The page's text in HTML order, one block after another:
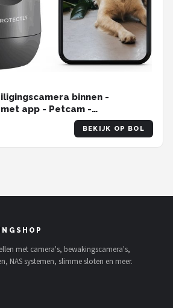
binnen -
app - Petcam -
Met WiFi APP - 2K 3MP Ultra HD
en geluidsdetectie - Indoor
BEKIJK OP BOL
met camera's, bewakingscamera's,
NAS systemen, slimme sloten en meer.